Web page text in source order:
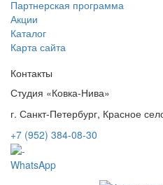
Партнерская программа
Акции
Каталог
Карта сайта
Контакты
Студия «Ковка-Нива»
г. Санкт-Петербург, Красное
+7 (952) 384-08-30
WhatsApp